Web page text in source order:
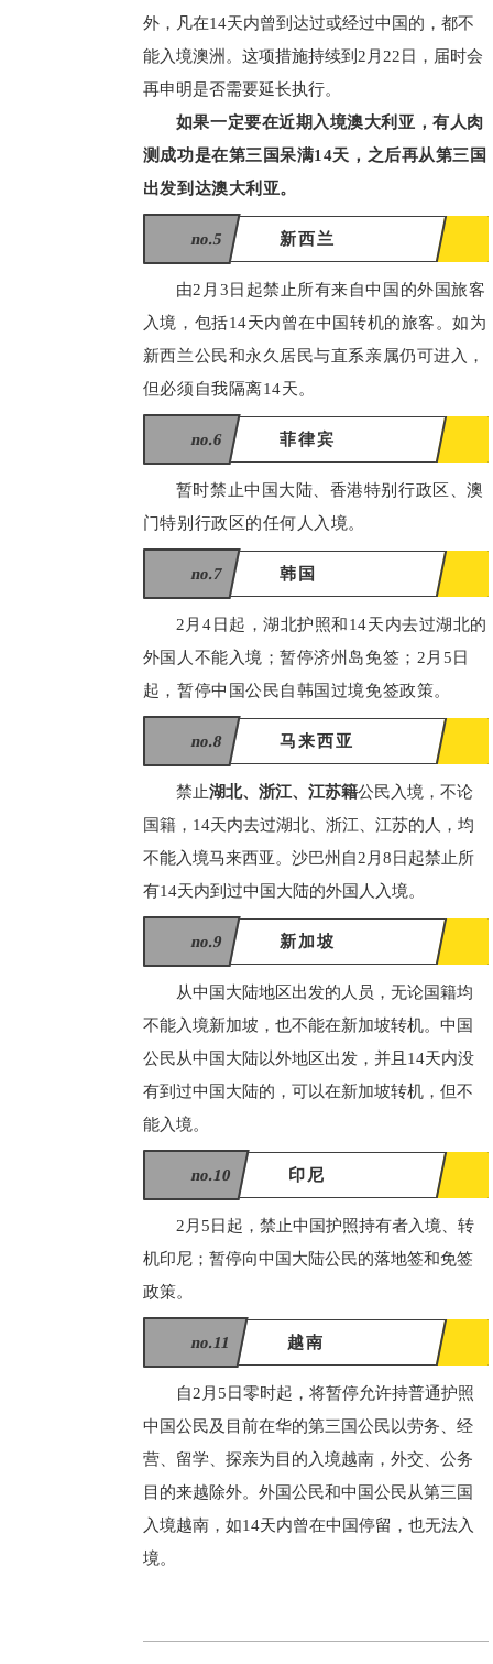
外，凡在14天内曾到达过或经过中国的，都不
能入境澳洲。这项措施持续到2月22日，届时会
再申明是否需要延长执行。
如果一定要在近期入境澳大利亚，有人肉
测成功是在第三国呆满14天，之后再从第三国
出发到达澳大利亚。
no.5 新西兰
由2月3日起禁止所有来自中国的外国旅客
入境，包括14天内曾在中国转机的旅客。如为
新西兰公民和永久居民与直系亲属仍可进入，
但必须自我隔离14天。
no.6 菲律宾
暂时禁止中国大陆、香港特别行政区、澳
门特别行政区的任何人入境。
no.7 韩国
2月4日起，湖北护照和14天内去过湖北的
外国人不能入境；暂停济州岛免签；2月5日
起，暂停中国公民自韩国过境免签政策。
no.8 马来西亚
禁止湖北、浙江、江苏籍公民入境，不论
国籍，14天内去过湖北、浙江、江苏的人，均
不能入境马来西亚。沙巴州自2月8日起禁止所
有14天内到过中国大陆的外国人入境。
no.9 新加坡
从中国大陆地区出发的人员，无论国籍均
不能入境新加坡，也不能在新加坡转机。中国
公民从中国大陆以外地区出发，并且14天内没
有到过中国大陆的，可以在新加坡转机，但不
能入境。
no.10 印尼
2月5日起，禁止中国护照持有者入境、转
机印尼；暂停向中国大陆公民的落地签和免签
政策。
no.11 越南
自2月5日零时起，将暂停允许持普通护照
中国公民及目前在华的第三国公民以劳务、经
营、留学、探亲为目的入境越南，外交、公务
目的来越除外。外国公民和中国公民从第三国
入境越南，如14天内曾在中国停留，也无法入
境。